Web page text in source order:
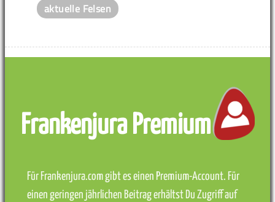
aktuelle Felsen
Frankenjura Premium
Für Frankenjura.com gibt es einen Premium-Account. Für
einen geringen jährlichen Beitrag erhältst Du Zugriff auf